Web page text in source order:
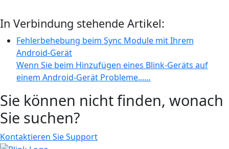
In Verbindung stehende Artikel:
Fehlerbehebung beim Sync Module mit Ihrem
Android-Gerät
Wenn Sie beim Hinzufügen eines Blink-Geräts auf
einem Android-Gerät Probleme...…
Sie können nicht finden, wonach
Sie suchen?
Kontaktieren Sie Support